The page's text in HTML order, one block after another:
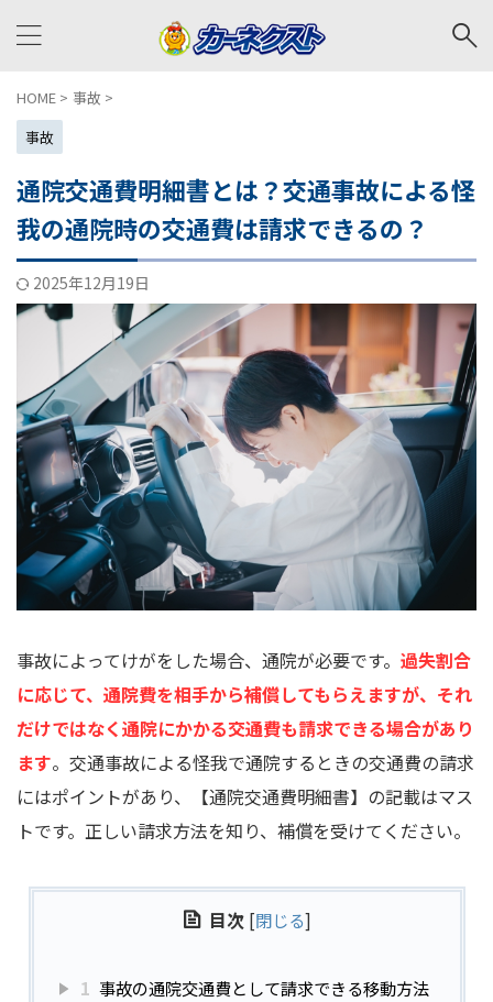
HOME > 事故 >
事故
通院交通費明細書とは？交通事故による怪
我の通院時の交通費は請求できるの？
2025年12月19日
事故によってけがをした場合、通院が必要です。 過失割合
に応じて、通院費を相手から補償してもらえますが、それ
だけではなく通院にかかる交通費も請求できる場合があり
ます。交通事故による怪我で通院するときの交通費の請求
にはポイントがあり、【通院交通費明細書】の記載はマス
トです。正しい請求方法を知り、補償を受けてください。
目次 [閉じる]
1 事故の通院交通費として請求できる移動方法